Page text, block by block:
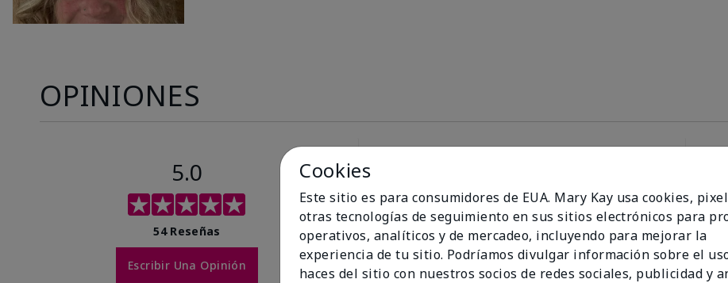
OPINIONES
5.0
54 Reseñas
Escribir Una Opinión
de los encuestados
recomendaría a un
amigo.
4
3
1
Cookies
Este sitio es para consumidores de EUA. Mary Kay usa cookies,
otras tecnologías de seguimiento en sus sitios electrónicos para
operativos, analíticos y de mercadeo, incluyendo para mejorar la
experiencia de tu sitio. Podríamos divulgar información sobre el
haces del sitio con nuestros socios de redes sociales, publicidad y